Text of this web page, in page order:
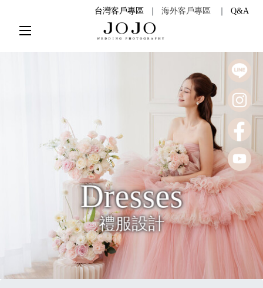
台灣客戶專區 海外客戶專區 Q&A